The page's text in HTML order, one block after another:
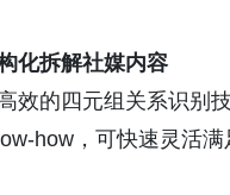
化拆解社媒内容
效的四元组关系识别
how，可快速灵活